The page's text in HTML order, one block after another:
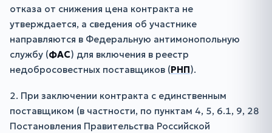
отказа от снижения цена контракта не
утверждается, а сведения об участнике
направляются в Федеральную антимонопольную
службу (ФАС) для включения в реестр
недобросовестных поставщиков (РНП).
2. При заключении контракта с единственным
поставщиком (в частности, по пунктам 4, 5, 6.1, 9, 28
Постановления Правительства Российской